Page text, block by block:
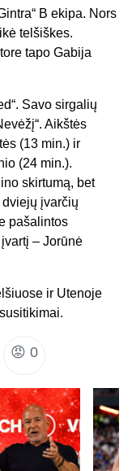
B ekipa. Nors
telšiškes.
tapo Gabija
Savo sirgalių
Aikštės
(13 min.) ir
(24 min.).
skirtumą, bet
įvarčių
pašalintos
– Jorūnė
ir Utenoje
😡 0